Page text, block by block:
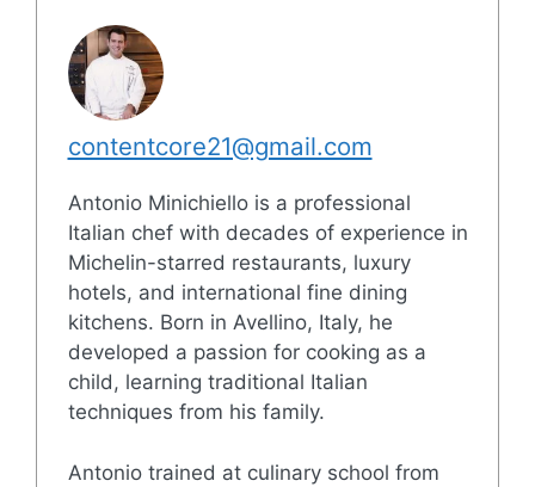
contentcore21@gmail.com
Antonio Minichiello is a professional
Italian chef with decades of experience in
Michelin-starred restaurants, luxury
hotels, and international fine dining
kitchens. Born in Avellino, Italy, he
developed a passion for cooking as a
child, learning traditional Italian
techniques from his family.
Antonio trained at culinary school from